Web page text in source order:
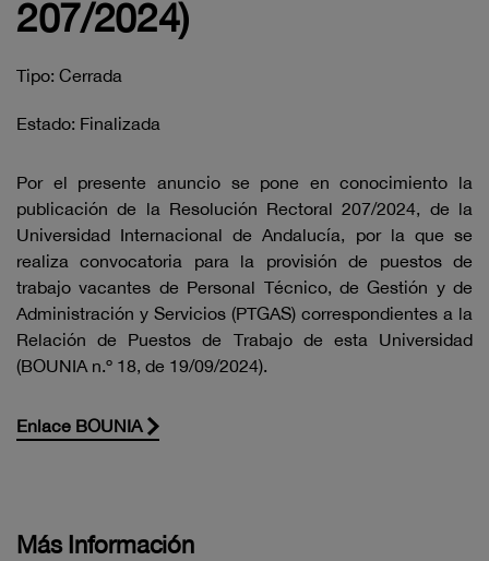
207/2024)
Tipo: Cerrada
Estado: Finalizada
Por el presente anuncio se pone en conocimiento la
publicación de la Resolución Rectoral 207/2024, de la
Universidad Internacional de Andalucía, por la que se
realiza convocatoria para la provisión de puestos de
trabajo vacantes de Personal Técnico, de Gestión y de
Administración y Servicios (PTGAS) correspondientes a la
Relación de Puestos de Trabajo de esta Universidad
(BOUNIA n.º 18, de 19/09/2024).
Enlace BOUNIA
Más Información